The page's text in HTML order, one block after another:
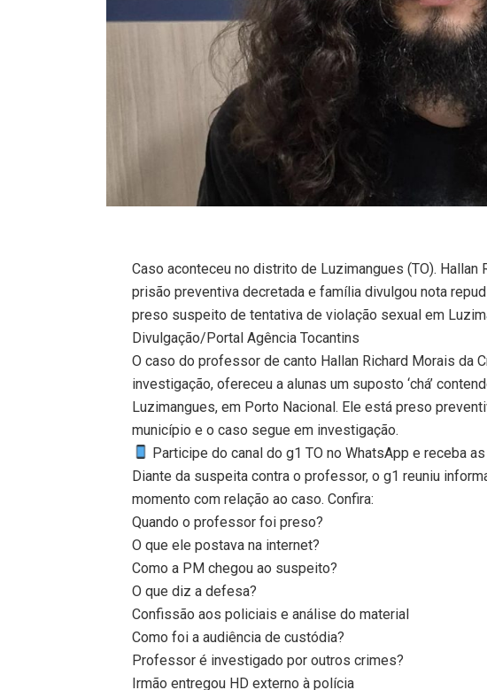
Caso aconteceu no distrito de Luzimangues (TO). Hallan
prisão preventiva decretada e família divulgou nota
preso suspeito de tentativa de violação sexual em
Divulgação/Portal Agência Tocantins
O caso do professor de canto Hallan Richard Morais da
investigação, ofereceu a alunas um suposto ‘chá’
Luzimangues, em Porto Nacional. Ele está preso
município e o caso segue em investigação.
Participe do canal do g1 TO no WhatsApp e receba
Diante da suspeita contra o professor, o g1 reuniu
momento com relação ao caso. Confira:
Quando o professor foi preso?
O que ele postava na internet?
Como a PM chegou ao suspeito?
O que diz a defesa?
Confissão aos policiais e análise do material
Como foi a audiência de custódia?
Professor é investigado por outros crimes?
Irmão entregou HD externo à polícia